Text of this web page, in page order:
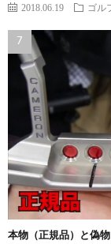
2018.06.19 ゴル
本物（正規品）と偽